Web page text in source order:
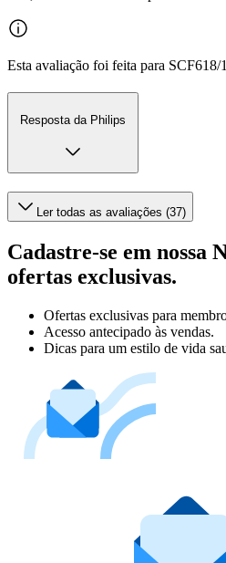
Esta avaliação foi feita para SCF618/
Resposta da Philips
Ler todas as avaliações (37)
Cadastre-se em nossa
ofertas exclusivas.
Ofertas exclusivas para
Acesso antecipado às vendas.
Dicas para um estilo de vida